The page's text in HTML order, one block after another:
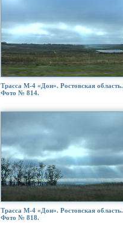
Трасса М-4 «Дон». Ростовская область.
Фото № 814.
Трасса М-4 «Дон». Ростовская область.
Фото № 818.